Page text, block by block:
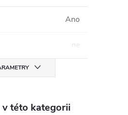
Ano
ne
této kategorii